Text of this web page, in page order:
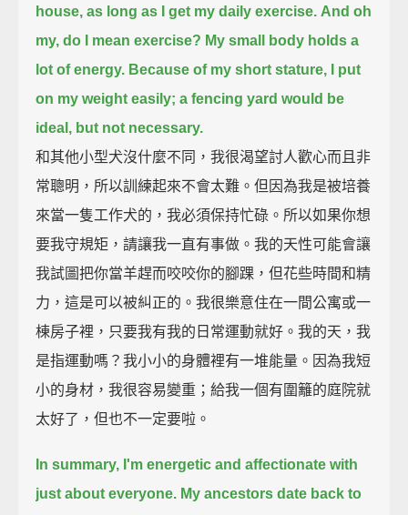
house, as long as I get my daily exercise. And oh
my, do I mean exercise? My small body holds a
lot of energy. Because of my short stature, I put
on my weight easily; a fencing yard would be
ideal, but not necessary.
和其他小型犬沒什麼不同，我很渴望討人歡心而且非
常聰明，所以訓練起來不會太難。但因為我是被培養
來當一隻工作犬的，我必須保持忙碌。所以如果你想
要我守規矩，請讓我一直有事做。我的天性可能會讓
我試圖把你當羊趕而咬咬你的腳踝，但花些時間和精
力，這是可以被糾正的。我很樂意住在一間公寓或一
棟房子裡，只要我有我的日常運動就好。我的天，我
是指運動嗎？我小小的身體裡有一堆能量。因為我短
小的身材，我很容易變重；給我一個有圍籬的庭院就
太好了，但也不一定要啦。
In summary, I'm energetic and affectionate with
just about everyone. My ancestors date back to